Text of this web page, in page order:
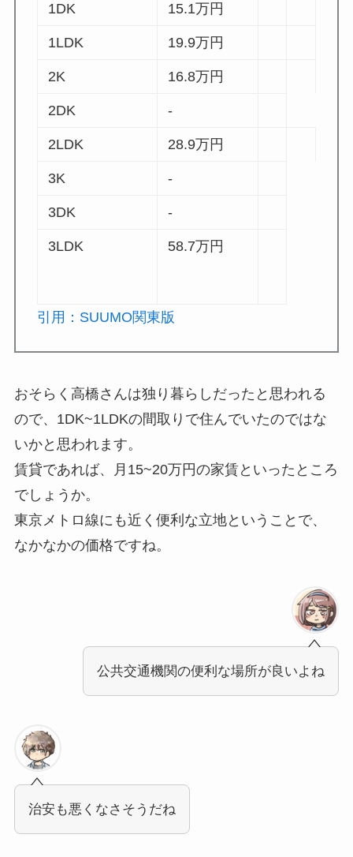
1DK 15.1万円
1LDK 19.9万円
2K 16.8万円
2DK -
2LDK 28.9万円
3K -
3DK -
3LDK 58.7万円
引用：SUUMO関東版
おそらく高橋さんは独り暮らしだったと思われる
ので、1DK~1LDKの間取りで住んでいたのではな
いかと思われます。
賃貸であれば、月15~20万円の家賃といったところ
でしょうか。
東京メトロ線にも近く便利な立地ということで、
なかなかの価格ですね。
公共交通機関の便利な場所が良いよね
治安も悪くなさそうだね